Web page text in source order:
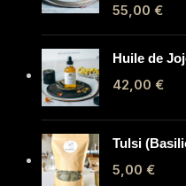
55,00 €
Huile de
42,00 €
Tulsi
5,00 €